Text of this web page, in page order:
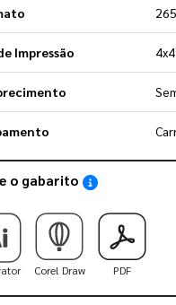
Impressão
o gabarito Saiba como
Corel Draw PDF